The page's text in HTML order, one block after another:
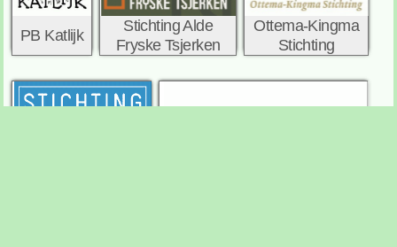
PB Katlijk
Stichting Alde
Fryske Tsjerken
Ottema-Kingma
Stichting